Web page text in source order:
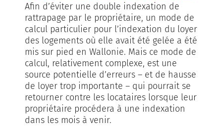
Afin d’éviter une double indexation de
rattrapage par le propriétaire, un mode de
calcul particulier pour l’indexation du loyer
des logements où elle avait été gelée a été
mis sur pied en Wallonie. Mais ce mode de
calcul, relativement complexe, est une
source potentielle d’erreurs – et de hausse
de loyer trop importante – qui pourrait se
retourner contre les locataires lorsque leur
propriétaire procédera à une indexation
dans les mois à venir.